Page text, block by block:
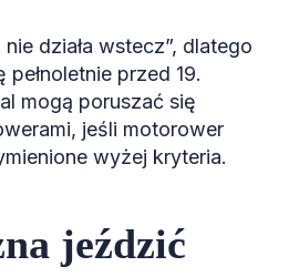
działa wstecz”, dlatego
pełnoletnie przed 19.
mogą poruszać się
jeśli motorower
wyżej kryteria.
jeździć